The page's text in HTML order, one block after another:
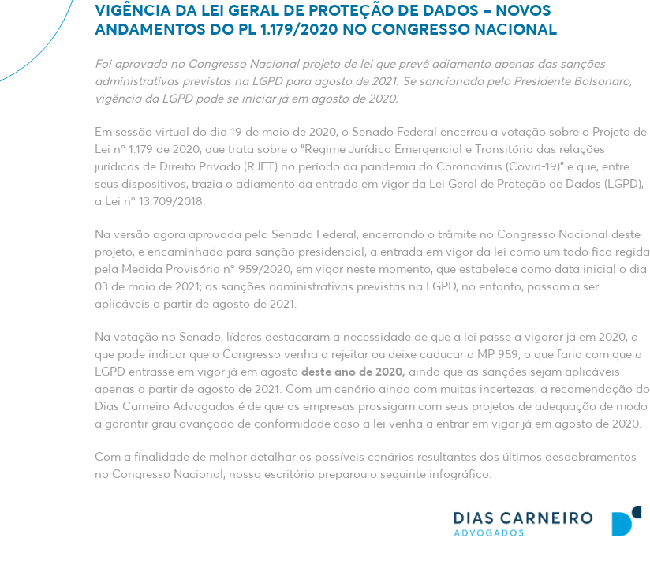
VIGÊNCIA DA LEI GERAL DE PROTEÇÃO DE DADOS – NOVOS
ANDAMENTOS DO PL 1.179/2020 NO CONGRESSO NACIONAL
Foi aprovado no Congresso Nacional projeto de lei que prevê adiamento apenas das sanções
administrativas previstas na LGPD para agosto de 2021. Se sancionado pelo Presidente Bolsonaro,
vigência da LGPD pode se iniciar já em agosto de 2020.
Em sessão virtual do dia 19 de maio de 2020, o Senado Federal encerrou a votação sobre o Projeto de
Lei nº 1.179 de 2020, que trata sobre o “Regime Jurídico Emergencial e Transitório das relações
jurídicas de Direito Privado (RJET) no período da pandemia do Coronavírus (Covid-19)” e que, entre
seus dispositivos, trazia o adiamento da entrada em vigor da Lei Geral de Proteção de Dados (LGPD),
a Lei nº 13.709/2018.
Na versão agora aprovada pelo Senado Federal, encerrando o trâmite no Congresso Nacional deste
projeto, e encaminhada para sanção presidencial, a entrada em vigor da lei como um todo fica regida
pela Medida Provisória nº 959/2020, em vigor neste momento, que estabelece como data inicial o dia
03 de maio de 2021; as sanções administrativas previstas na LGPD, no entanto, passam a ser
aplicáveis a partir de agosto de 2021.
Na votação no Senado, líderes destacaram a necessidade de que a lei passe a vigorar já em 2020, o
que pode indicar que o Congresso venha a rejeitar ou deixe caducar a MP 959, o que faria com que a
LGPD entrasse em vigor já em agosto deste ano de 2020, ainda que as sanções sejam aplicáveis
apenas a partir de agosto de 2021. Com um cenário ainda com muitas incertezas, a recomendação do
Dias Carneiro Advogados é de que as empresas prossigam com seus projetos de adequação de modo
a garantir grau avançado de conformidade caso a lei venha a entrar em vigor já em agosto de 2020.
Com a finalidade de melhor detalhar os possíveis cenários resultantes dos últimos desdobramentos
no Congresso Nacional, nosso escritório preparou o seguinte infográfico: